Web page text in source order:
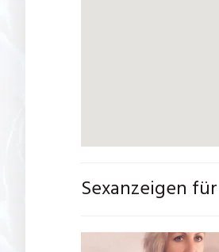
Sexanzeigen